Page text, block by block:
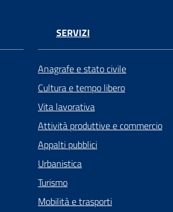
SERVIZI
Anagrafe e stato civile
Cultura e tempo libero
Vita lavorativa
Attività produttive e commercio
Appalti pubblici
Urbanistica
Turismo
Mobilità e trasporti